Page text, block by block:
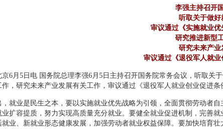
李强主持召开
听取关于做
审议通过《实施就业优
研究推进新型
研究未来产
审议通过《退役军人就业
京6月5日电 国务院总理李强6月5日主持召开国务院常务会议，听取关
，研究未来产业发展有关工作，审议通过《退役军人就业创业促进条
，就业是民生之本，要以实施就业优先战略为引领，全面贯彻劳动者
扩容提质，努力实现高质量充分就业。要健全就业促进机制，完善
就业、新就业形态健康发展，加强劳动者就业权益保障。要加快培育